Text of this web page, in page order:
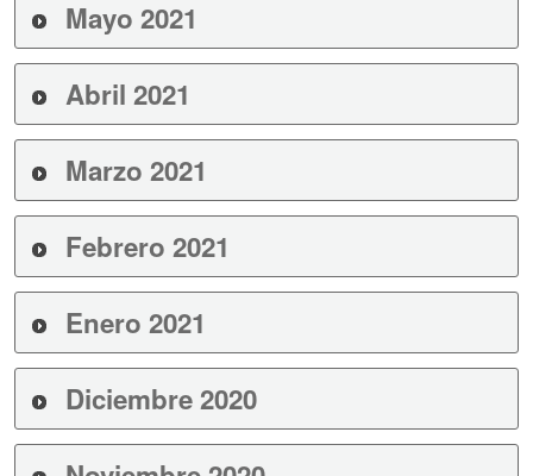
Mayo 2021
Abril 2021
Marzo 2021
Febrero 2021
Enero 2021
Diciembre 2020